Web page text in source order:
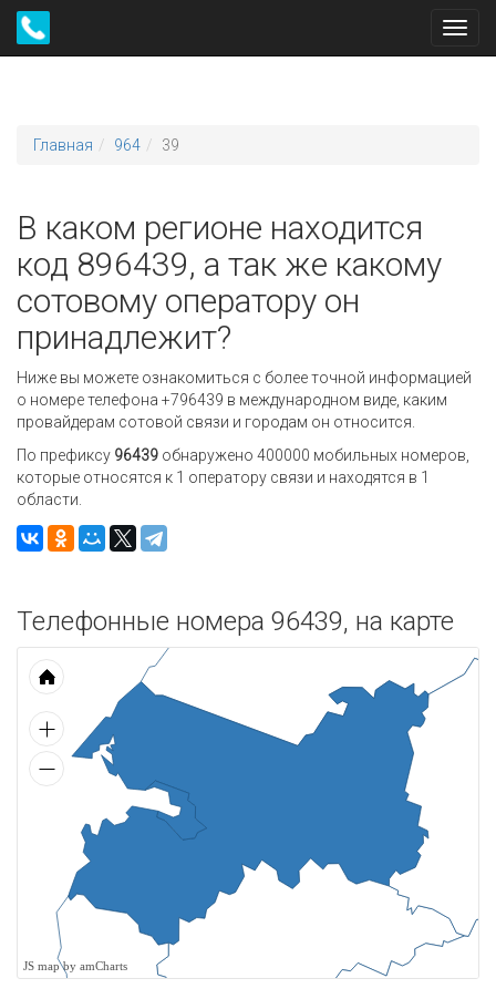
Главная 964 39
В каком регионе находится
код 896439, а так же какому
сотовому оператору он
принадлежит?
Ниже вы можете ознакомиться с более точной информацией
о номере телефона +796439 в международном виде, каким
провайдерам сотовой связи и городам он относится.
По префиксу 96439 обнаружено 400000 мобильных номеров,
которые относятся к 1 оператору связи и находятся в 1
области.
Телефонные номера 96439, на карте
JS map by amCharts